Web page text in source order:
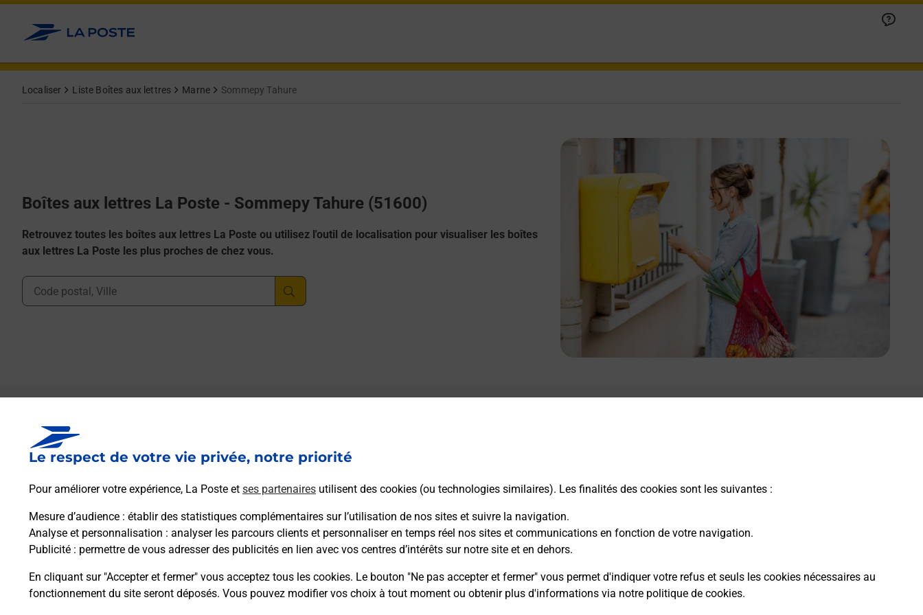
Le respect de votre vie privée, notre priorité
Pour améliorer votre expérience, La Poste et ses partenaires utilisent des cookies (ou technologies similaires). Les finalités des cookies sont les suivantes :
Mesure d’audience : établir des statistiques complémentaires sur l’utilisation de nos sites et suivre la navigation.
Analyse et personnalisation : analyser les parcours clients et personnaliser en temps réel nos sites et communications en fonction de votre navigation.
Publicité : permettre de vous adresser des publicités en lien avec vos centres d’intérêts sur notre site et en dehors.
En cliquant sur "Accepter et fermer" vous acceptez tous les cookies. Le bouton "Ne pas accepter et fermer" vous permet d'indiquer votre refus et seuls les cookies nécessaires au
fonctionnement du site seront déposés. Vous pouvez modifier vos choix à tout moment ou obtenir plus d'informations via notre politique de cookies.
Allez au contenu
Localiser Liste Boîtes aux lettres Marne Sommepy Tahure
Boîtes aux lettres La Poste - Sommepy Tahure (51600)
Retrouvez toutes les boîtes aux lettres La Poste ou utilisez l'outil de localisation pour visualiser les boîtes
aux lettres La Poste les plus proches de chez vous.
Ville, Département, Code Postal
Boîte aux lettres La Poste
Collecte du courrier aujourd'hui à 09h00
2 Rue Du Roya
Itinéraire